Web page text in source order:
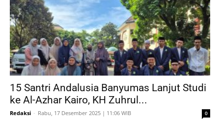
15 Santri Andalusia Banyumas Lanjut Studi
ke Al-Azhar Kairo, KH Zuhrul...
Redaksi - Rabu, 17 Desember 2025 | 11:06 WIB 0